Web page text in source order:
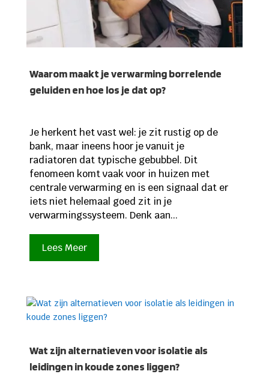
Waarom maakt je verwarming borrelende
geluiden en hoe los je dat op?
Je herkent het vast wel: je zit rustig op de
bank, maar ineens hoor je vanuit je
radiatoren dat typische gebubbel. Dit
fenomeen komt vaak voor in huizen met
centrale verwarming en is een signaal dat er
iets niet helemaal goed zit in je
verwarmingssysteem. Denk aan...
Lees Meer
Wat zijn alternatieven voor isolatie als
leidingen in koude zones liggen?